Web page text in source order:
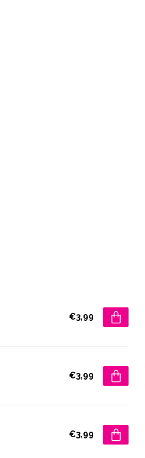
€3,99
€3,99
€3,99